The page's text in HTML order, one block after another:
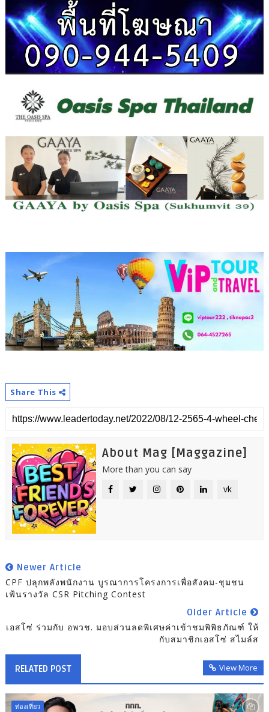
Share This
About Mag [Maggazine]
More than you can say
vk
Newer Article
CPF ปลุกพลังพนักงาน บูรณาการโครงการเพื่อสังคม-ชุมชน
เฟ้นรางวัล CSR Pitching Contest
Older Article
เอสโซ่ ร่วมกับ อพวช. มอบส่วนลดพิเศษค่าเข้าชมพิพิธภัณฑ์ ให้
กับสมาชิกเอสโซ่ สไมล์ส
RELATED POST View More
ท่องเที่ยว